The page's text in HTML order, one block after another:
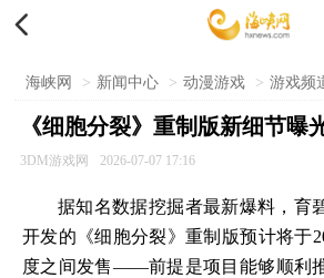

海峡网 > 新闻中心 > 动漫游戏 > 游戏频
《细胞分裂》重制版新细节曝
3DM游戏网 2026-07-07 17:16
据知名数据挖掘者最新爆料，育
开发的《细胞分裂》重制版预计将于
度之间发售——前提是项目能够顺利